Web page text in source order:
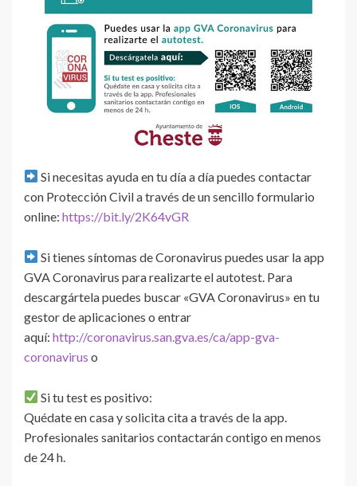
Si necesitas ayuda en tu día a día puedes contactar
con Protección Civil a través de un sencillo formulario
online: https://bit.ly/2K64vGR
Si tienes síntomas de Coronavirus puedes usar la app
GVA Coronavirus para realizarte el autotest. Para
descargártela puedes buscar «GVA Coronavirus» en tu
gestor de aplicaciones o entrar
aquí: http://coronavirus.san.gva.es/ca/app-gva-
coronavirus o
Si tu test es positivo:
Quédate en casa y solicita cita a través de la app.
Profesionales sanitarios contactarán contigo en menos
de 24 h.